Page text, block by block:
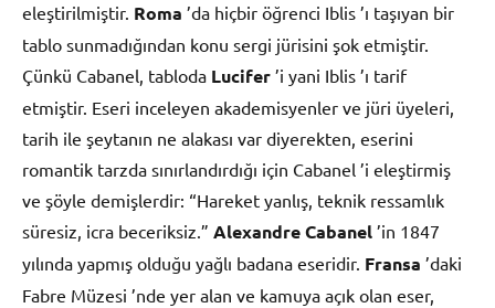
eleştirilmiştir. Roma ’da hiçbir öğrenci Iblis ’ı taşıyan bir
tablo sunmadığından konu sergi jürisini şok etmiştir.
Çünkü Cabanel, tabloda Lucifer ’i yani Iblis ’ı tarif
etmiştir. Eseri inceleyen akademisyenler ve jüri üyeleri,
tarih ile şeytanın ne alakası var diyerekten, eserini
romantik tarzda sınırlandırdığı için Cabanel ’i eleştirmiş
ve şöyle demişlerdir: “Hareket yanlış, teknik ressamlık
süresiz, icra beceriksiz.” Alexandre Cabanel ’in 1847
yılında yapmış olduğu yağlı badana eseridir. Fransa ’daki
Fabre Müzesi ’nde yer alan ve kamuya açık olan eser,